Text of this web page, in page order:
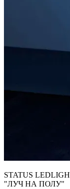
STATUS
"ЛУЧ НА ПОЛУ"